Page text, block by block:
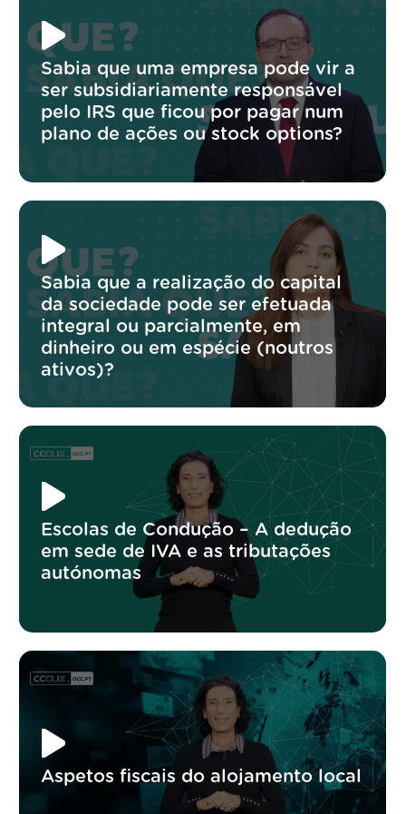
Sabia que uma empresa pode vir a
ser subsidiariamente responsável
pelo IRS que ficou por pagar num
plano de ações ou stock options?
Sabia que a realização do capital
da sociedade pode ser efetuada
integral ou parcialmente, em
dinheiro ou em espécie (noutros
ativos)?
Escolas de Condução – A dedução
em sede de IVA e as tributações
autónomas
Aspetos fiscais do alojamento local